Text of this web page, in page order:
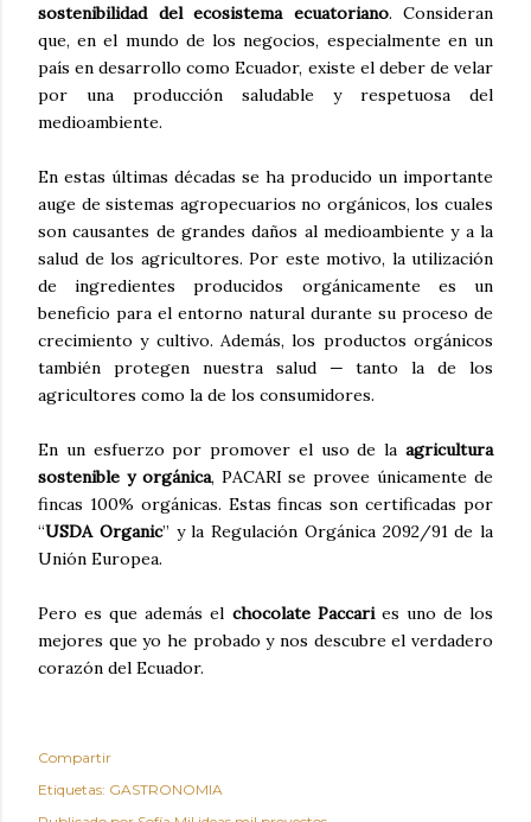
sostenibilidad del ecosistema ecuatoriano. Consideran
que, en el mundo de los negocios, especialmente en un
país en desarrollo como Ecuador, existe el deber de velar
por una producción saludable y respetuosa del
medioambiente.
En estas últimas décadas se ha producido un importante
auge de sistemas agropecuarios no orgánicos, los cuales
son causantes de grandes daños al medioambiente y a la
salud de los agricultores. Por este motivo, la utilización
de ingredientes producidos orgánicamente es un
beneficio para el entorno natural durante su proceso de
crecimiento y cultivo. Además, los productos orgánicos
también protegen nuestra salud — tanto la de los
agricultores como la de los consumidores.
En un esfuerzo por promover el uso de la agricultura
sostenible y orgánica, PACARI se provee únicamente de
fincas 100% orgánicas. Estas fincas son certificadas por
“USDA Organic” y la Regulación Orgánica 2092/91 de la
Unión Europea.
Pero es que además el chocolate Paccari es uno de los
mejores que yo he probado y nos descubre el verdadero
corazón del Ecuador.
Compartir
Etiquetas: GASTRONOMIA